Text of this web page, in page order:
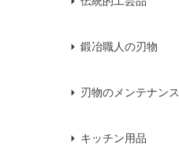
鍛冶職人の刃物
刃物のメンテナンス
キッチン用品